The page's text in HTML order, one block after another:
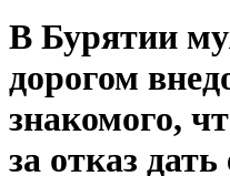
В Бурятии
дорогом
знакомого,
за отказ